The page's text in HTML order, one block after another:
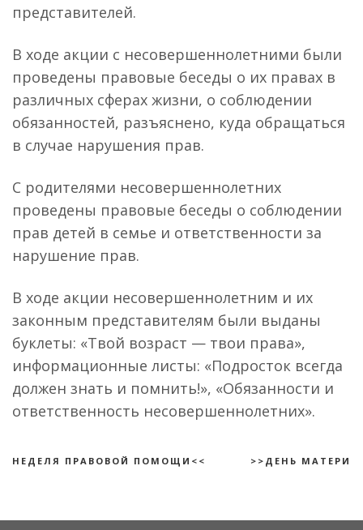
представителей.
В ходе акции с несовершеннолетними были
проведены правовые беседы о их правах в
различных сферах жизни, о соблюдении
обязанностей, разъяснено, куда обращаться
в случае нарушения прав.
С родителями несовершеннолетних
проведены правовые беседы о соблюдении
прав детей в семье и ответственности за
нарушение прав.
В ходе акции несовершеннолетним и их
законным представителям были выданы
буклеты: «Твой возраст — твои права»,
информационные листы: «Подросток всегда
должен знать и помнить!», «Обязанности и
ответственность несовершеннолетних».
НЕДЕЛЯ ПРАВОВОЙ ПОМОЩИ<< >>ДЕНЬ МАТЕРИ